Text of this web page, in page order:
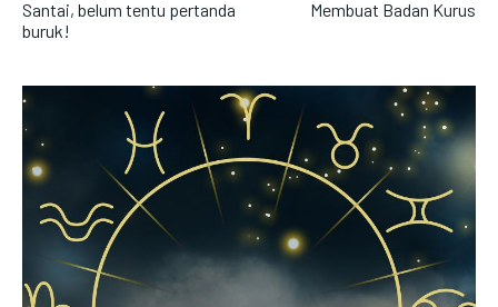
Santai, belum tentu pertanda
buruk!
Membuat Badan Kurus